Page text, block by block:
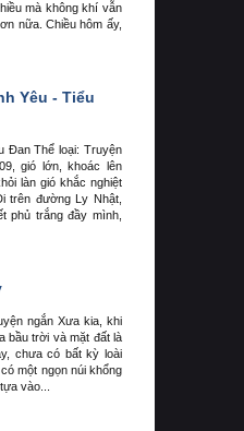
mà không khí vẫn
nữa. Chiều hôm ấy,
Yêu - Tiểu
Đan Thể loại: Truyện
gió lớn, khoác lên
làn gió khắc nghiệt
trên đường Ly Nhật,
phủ trắng đầy mình,
ngắn Xưa kia, khi
bầu trời và mặt đất là
chưa có bất kỳ loài
một ngọn núi khổng
vào...